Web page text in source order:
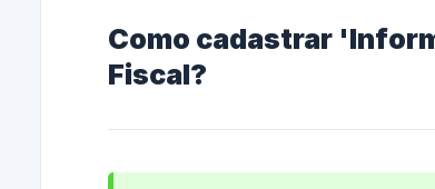
Como cadastrar
Fiscal?